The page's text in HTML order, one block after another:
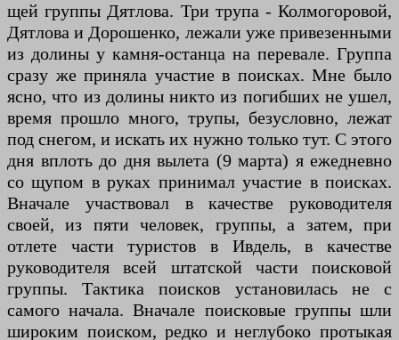
щей группы Дятлова. Три трупа - Колмогоровой,
Дятлова и Дорошенко, лежали уже привезенными
из долины у камня-останца на перевале. Группа
сразу же приняла участие в поисках. Мне было
ясно, что из долины никто из погибших не ушел,
время прошло много, трупы, безусловно, лежат
под снегом, и искать их нужно только тут. С этого
дня вплоть до дня вылета (9 марта) я ежедневно
со щупом в руках принимал участие в поисках.
Вначале участвовал в качестве руководителя
своей, из пяти человек, группы, а затем, при
отлете части туристов в Ивдель, в качестве
руководителя всей штатской части поисковой
группы. Тактика поисков установилась не с
самого начала. Вначале поисковые группы шли
широким поиском, редко и неглубоко протыкая